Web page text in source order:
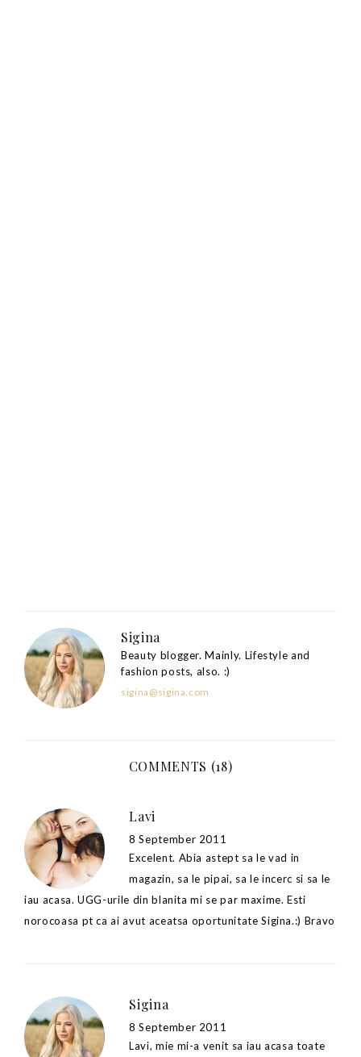
Sigina
Beauty blogger. Mainly. Lifestyle and
fashion posts, also. :)
sigina@sigina.com
COMMENTS (18)
Lavi
8 September 2011
Excelent. Abia astept sa le vad in
magazin, sa le pipai, sa le incerc si sa le
iau acasa. UGG-urile din blanita mi se par maxime. Esti
norocoasa pt ca ai avut aceatsa oportunitate Sigina.:) Bravo
Sigina
8 September 2011
Lavi, mie mi-a venit sa iau acasa toate